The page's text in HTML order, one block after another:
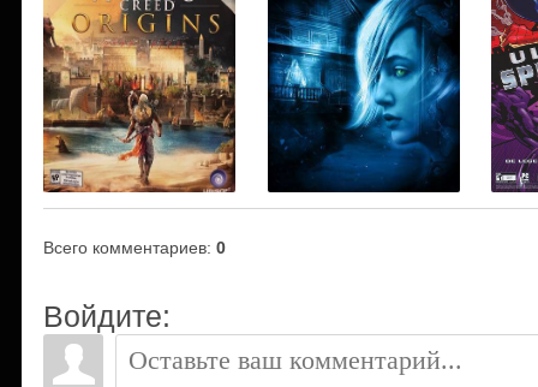
Всего комментариев: 0
Войдите: